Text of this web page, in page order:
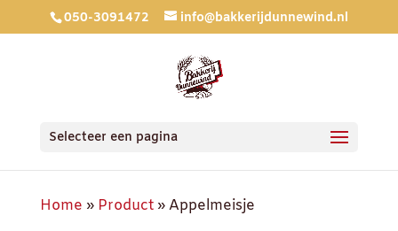
050-3091472 info@bakkerijdunnewind.nl
Selecteer een pagina
Home » Product»Appelmeisje